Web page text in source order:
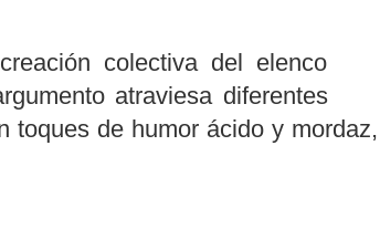
colectiva del elenco
atraviesa diferentes
toques de humor ácido y